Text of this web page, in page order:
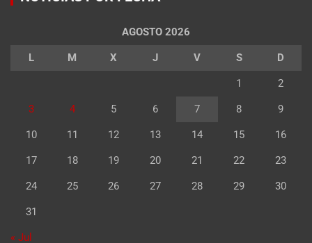
AGOSTO 2026
L M X J V S D
1 2
3 4 5 6 7 8 9
10 11 12 13 14 15 16
17 18 19 20 21 22 23
24 25 26 27 28 29 30
31
« Jul